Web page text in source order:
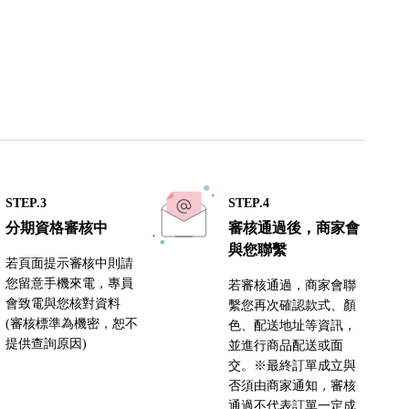
STEP.3
分期資格審核中
若頁面提示審核中則請
您留意手機來電，專員
會致電與您核對資料
(審核標準為機密，恕不
提供查詢原因)
STEP.4
審核通過後，商家會
與您聯繫
若審核通過，商家會聯
繫您再次確認款式、顏
色、配送地址等資訊，
並進行商品配送或面
交。※最終訂單成立與
否須由商家通知，審核
通過不代表訂單一定成